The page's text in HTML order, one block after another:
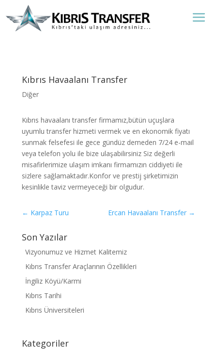
Kıbrıs Havaalanı Transfer
Diğer
Kıbrıs havaalanı transfer firmamız,bütün uçuşlara
uyumlu transfer hizmeti vermek ve en ekonomik fiyatı
sunmak felsefesi ile gece gündüz demeden 7/24 e-mail
veya telefon yolu ile bize ulaşabilirsiniz Siz değerli
misafirlerimize ulaşım imkanı firmamızın ciddiyeti ile
sizlere sağlamaktadır.Konfor ve prestij şirketimizin
kesinlikle taviz vermeyeceği bir olgudur.
← Karpaz Turu Ercan Havaalanı Transfer →
Son Yazılar
Vizyonumuz ve Hizmet Kalitemiz
Kıbrıs Transfer Araçlarının Özellikleri
İngiliz Köyü/Karmi
Kıbrıs Tarihi
Kıbrıs Üniversiteleri
Kategoriler